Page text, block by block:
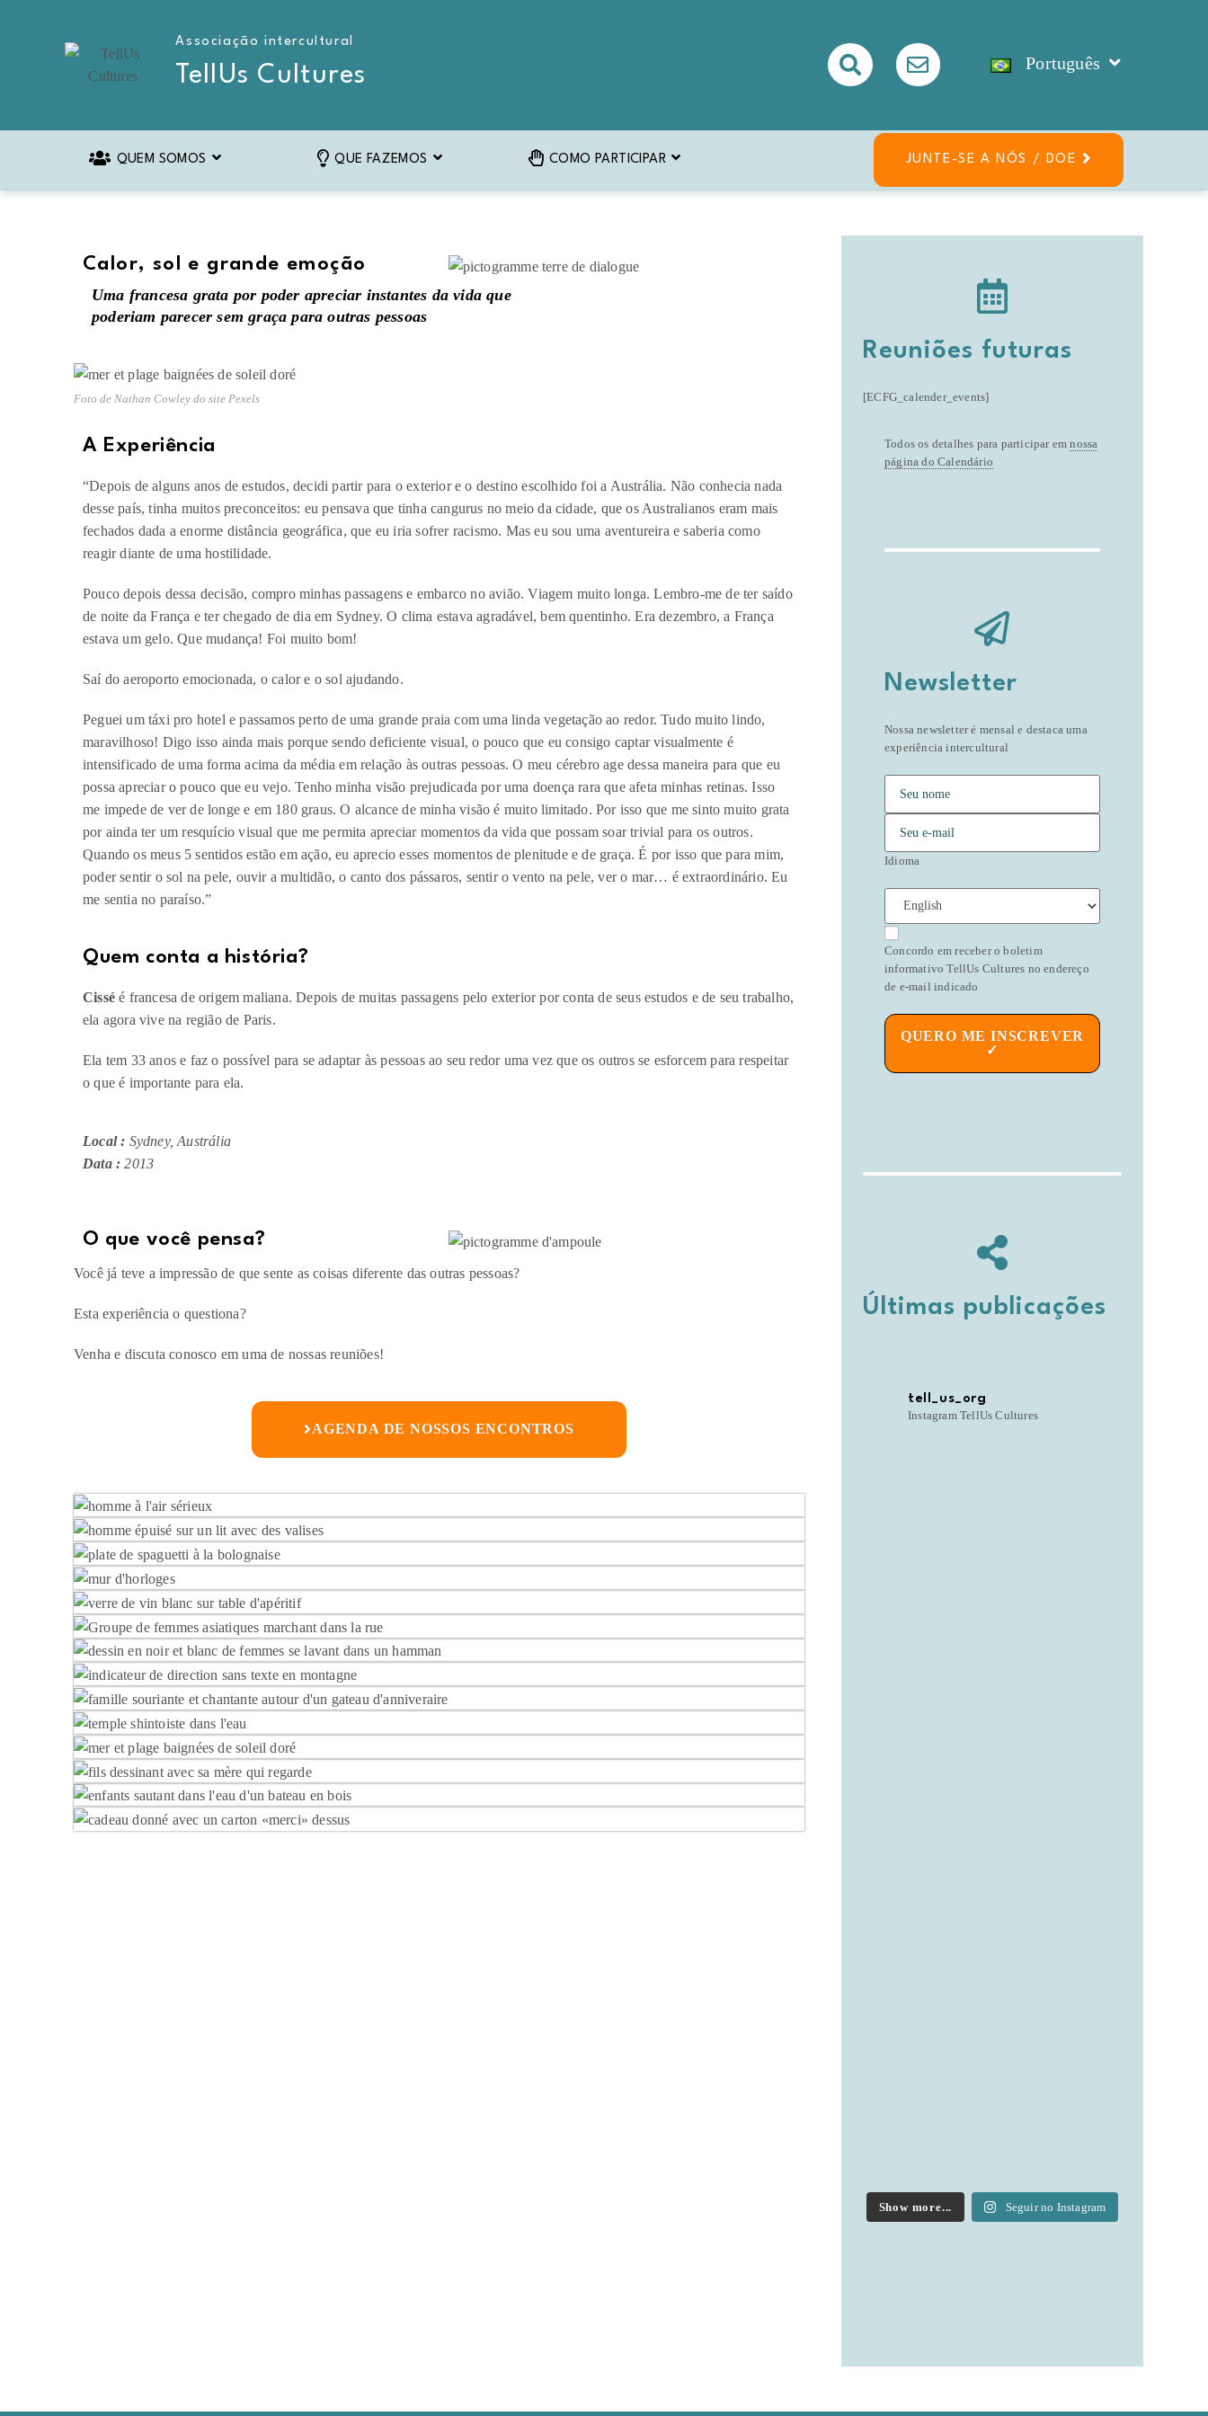
Associação intercultural
TellUs Cultures
Português
QUEM SOMOS QUE FAZEMOS COMO PARTICIPAR JUNTE-SE A NÓS / DOE
Calor, sol e grande emoção
Uma francesa grata por poder apreciar instantes da vida que
poderiam parecer sem graça para outras pessoas
Foto de Nathan Cowley do site Pexels
A Experiência
“Depois de alguns anos de estudos, decidi partir para o exterior e o destino escolhido foi a Austrália. Não conhecia nada
desse país, tinha muitos preconceitos: eu pensava que tinha cangurus no meio da cidade, que os Australianos eram mais
fechados dada a enorme distância geográfica, que eu iria sofrer racismo. Mas eu sou uma aventureira e saberia como
reagir diante de uma hostilidade.
Pouco depois dessa decisão, compro minhas passagens e embarco no avião. Viagem muito longa. Lembro-me de ter saído
de noite da França e ter chegado de dia em Sydney. O clima estava agradável, bem quentinho. Era dezembro, a França
estava um gelo. Que mudança! Foi muito bom!
Saí do aeroporto emocionada, o calor e o sol ajudando.
Peguei um táxi pro hotel e passamos perto de uma grande praia com uma linda vegetação ao redor. Tudo muito lindo,
maravilhoso! Digo isso ainda mais porque sendo deficiente visual, o pouco que eu consigo captar visualmente é
intensificado de uma forma acima da média em relação às outras pessoas. O meu cérebro age dessa maneira para que eu
possa apreciar o pouco que eu vejo. Tenho minha visão prejudicada por uma doença rara que afeta minhas retinas. Isso
me impede de ver de longe e em 180 graus. O alcance de minha visão é muito limitado. Por isso que me sinto muito grata
por ainda ter um resquício visual que me permita apreciar momentos da vida que possam soar trivial para os outros.
Quando os meus 5 sentidos estão em ação, eu aprecio esses momentos de plenitude e de graça. É por isso que para mim,
poder sentir o sol na pele, ouvir a multidão, o canto dos pássaros, sentir o vento na pele, ver o mar… é extraordinário. Eu
me sentia no paraíso.”
Quem conta a história?​
Cissé é francesa de origem maliana. Depois de muitas passagens pelo exterior por conta de seus estudos e de seu trabalho,
ela agora vive na região de Paris.
Ela tem 33 anos e faz o possível para se adaptar às pessoas ao seu redor uma vez que os outros se esforcem para respeitar
o que é importante para ela.
Local : Sydney, Austrália
Data : 2013
O que você pensa?​
Você já teve a impressão de que sente as coisas diferente das outras pessoas?
Esta experiência o questiona?
Venha e discuta conosco em uma de nossas reuniões!
AGENDA DE NOSSOS ENCONTROS​
Reuniões futuras
[ECFG_calender_events]
Todos os detalhes para participar emnossa
página do Calendário
Newsletter
Nossa newsletter é mensal e destaca uma
experiência intercultural
Idioma
Concordo em receber o boletim
informativo TellUs Cultures no endereço
de e-mail indicado
QUERO ME INSCREVER
✓
Últimas publicações
tell_us_org
Instagram TellUs Cultures
Show more... Seguir no Instagram